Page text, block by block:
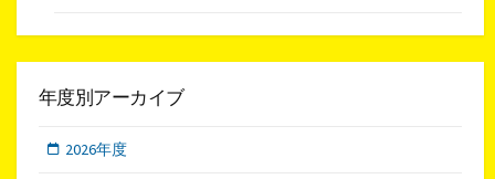
年度別アーカイブ
2026年度